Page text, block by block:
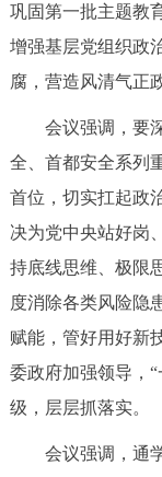
DEUTSCH
巩固第一批主题教
增强基层党组织政
腐，营造风清气正
会议强调，要深
全、首都安全系列
首位，切实扛起政
决为党中央站好岗
持底线思维、极限
度消除各类风险隐
赋能，管好用好新
委政府加强领导，
级，层层抓落实。
会议强调，通学